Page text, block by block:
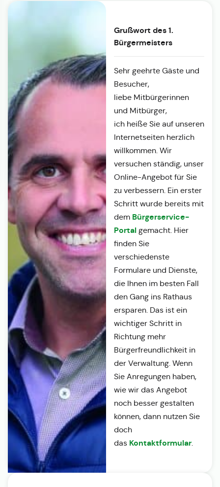
Grußwort des 1.
Bürgermeisters
Sehr geehrte Gäste und
Besucher,
liebe Mitbürgerinnen
und Mitbürger,
ich heiße Sie auf unseren
Internetseiten herzlich
willkommen. Wir
versuchen ständig, unser
Online-Angebot für Sie
zu verbessern. Ein erster
Schritt wurde bereits mit
dem Bürgerservice-
Portalgemacht. Hier
finden Sie
verschiedenste
Formulare und Dienste,
die Ihnen im besten Fall
den Gang ins Rathaus
ersparen. Das ist ein
wichtiger Schritt in
Richtung mehr
Bürgerfreundlichkeit in
der Verwaltung. Wenn
Sie Anregungen haben,
wie wir das Angebot
noch besser gestalten
können, dann nutzen Sie
doch
das Kontaktformular.